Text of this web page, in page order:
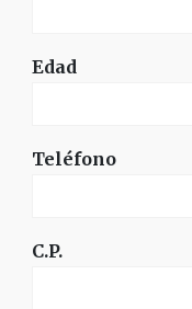
Edad
Teléfono
C.P.